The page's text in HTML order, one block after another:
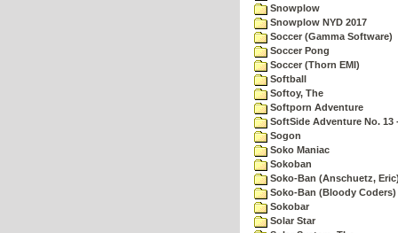
Snowplow
Snowplow NYD 2017
Soccer (Gamma Software)
Soccer Pong
Soccer (Thorn EMI)
Softball
Softoy, The
Softporn Adventure
SoftSide Adventure No. 13
Sogon
Soko Maniac
Sokoban
Soko-Ban (Anschuetz,
Soko-Ban (Bloody Coders)
Sokobar
Solar Star